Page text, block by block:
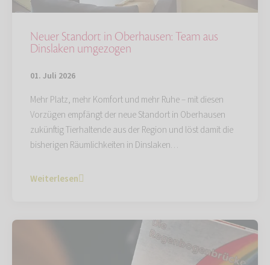
Neuer Standort in Oberhausen: Team aus
Dinslaken umgezogen
01. Juli 2026
Mehr Platz, mehr Komfort und mehr Ruhe – mit diesen
Vorzügen empfängt der neue Standort in Oberhausen
zukünftig Tierhaltende aus der Region und löst damit die
bisherigen Räumlichkeiten in Dinslaken…
Weiterlesen